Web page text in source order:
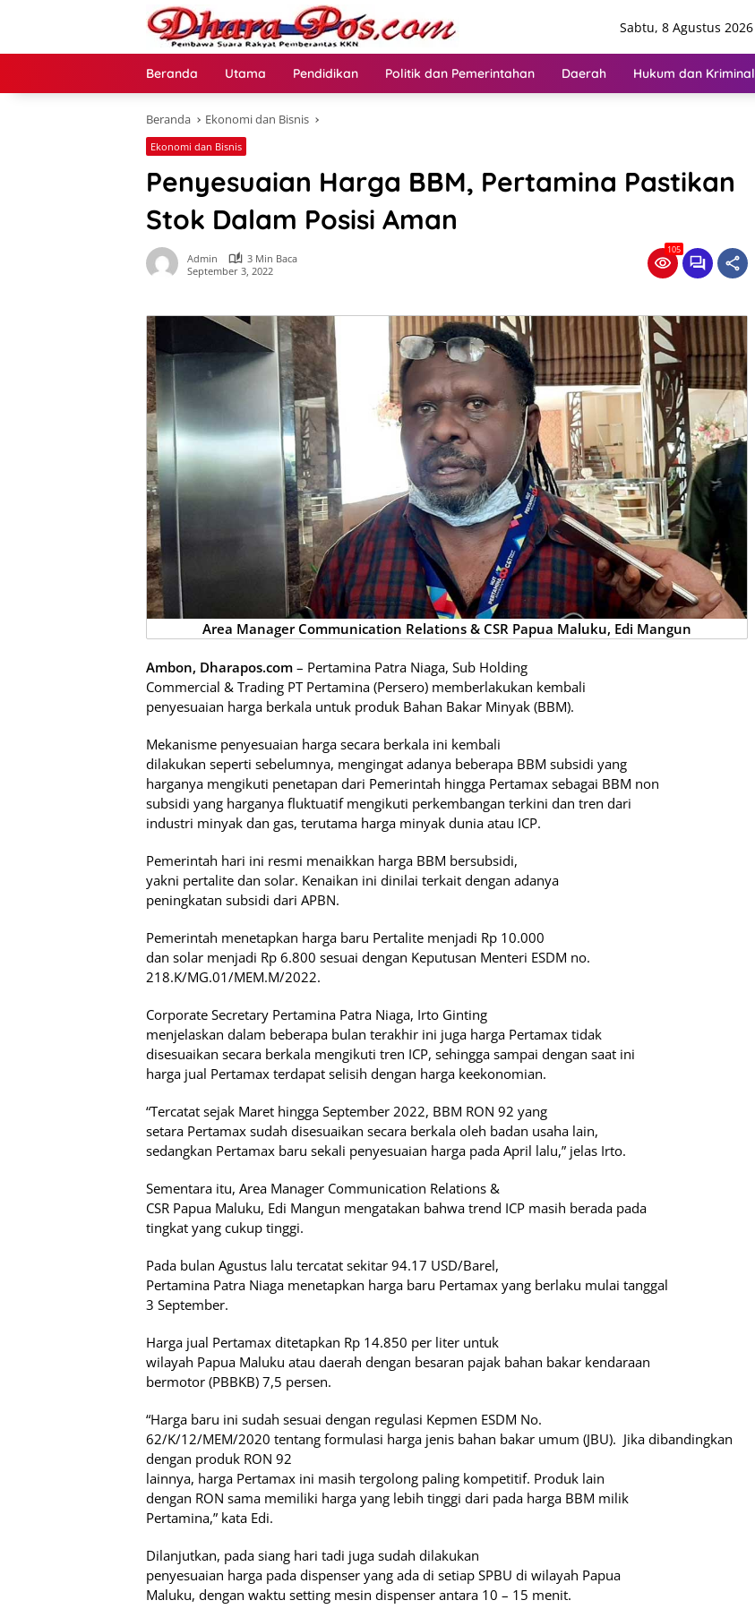
Sabtu, 8 Agustus 2026
Beranda Utama Pendidikan Politik dan Pemerintahan Daerah Hukum dan Kriminal
Beranda Ekonomi dan Bisnis
Ekonomi dan Bisnis
Penyesuaian Harga BBM, Pertamina Pastikan
Stok Dalam Posisi Aman
Admin
3 Min Baca
September 3, 2022
105
Area Manager Communication Relations & CSR Papua Maluku, Edi Mangun
Ambon, Dharapos.com – Pertamina Patra Niaga, Sub Holding
Commercial & Trading PT Pertamina (Persero) memberlakukan kembali
penyesuaian harga berkala untuk produk Bahan Bakar Minyak (BBM).
Mekanisme penyesuaian harga secara berkala ini kembali
dilakukan seperti sebelumnya, mengingat adanya beberapa BBM subsidi yang
harganya mengikuti penetapan dari Pemerintah hingga Pertamax sebagai BBM non
subsidi yang harganya fluktuatif mengikuti perkembangan terkini dan tren dari
industri minyak dan gas, terutama harga minyak dunia atau ICP.
Pemerintah hari ini resmi menaikkan harga BBM bersubsidi,
yakni pertalite dan solar. Kenaikan ini dinilai terkait dengan adanya
peningkatan subsidi dari APBN.
Pemerintah menetapkan harga baru Pertalite menjadi Rp 10.000
dan solar menjadi Rp 6.800 sesuai dengan Keputusan Menteri ESDM no.
218.K/MG.01/MEM.M/2022.
Corporate Secretary Pertamina Patra Niaga, Irto Ginting
menjelaskan dalam beberapa bulan terakhir ini juga harga Pertamax tidak
disesuaikan secara berkala mengikuti tren ICP, sehingga sampai dengan saat ini
harga jual Pertamax terdapat selisih dengan harga keekonomian.
“Tercatat sejak Maret hingga September 2022, BBM RON 92 yang
setara Pertamax sudah disesuaikan secara berkala oleh badan usaha lain,
sedangkan Pertamax baru sekali penyesuaian harga pada April lalu,” jelas Irto.
Sementara itu, Area Manager Communication Relations &
CSR Papua Maluku, Edi Mangun mengatakan bahwa trend ICP masih berada pada
tingkat yang cukup tinggi.
Pada bulan Agustus lalu tercatat sekitar 94.17 USD/Barel,
Pertamina Patra Niaga menetapkan harga baru Pertamax yang berlaku mulai tanggal
3 September.
Harga jual Pertamax ditetapkan Rp 14.850 per liter untuk
wilayah Papua Maluku atau daerah dengan besaran pajak bahan bakar kendaraan
bermotor (PBBKB) 7,5 persen.
“Harga baru ini sudah sesuai dengan regulasi Kepmen ESDM No.
62/K/12/MEM/2020 tentang formulasi harga jenis bahan bakar umum (JBU). Jika dibandingkan
dengan produk RON 92
lainnya, harga Pertamax ini masih tergolong paling kompetitif. Produk lain
dengan RON sama memiliki harga yang lebih tinggi dari pada harga BBM milik
Pertamina,” kata Edi.
Dilanjutkan, pada siang hari tadi juga sudah dilakukan
penyesuaian harga pada dispenser yang ada di setiap SPBU di wilayah Papua
Maluku, dengan waktu setting mesin dispenser antara 10 – 15 menit.